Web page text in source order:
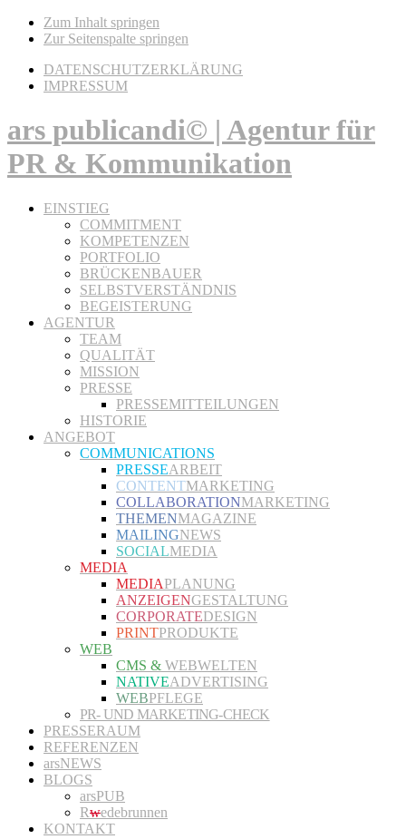
Zum Inhalt springen
Zur Seitenspalte springen
DATENSCHUTZERKLÄRUNG
IMPRESSUM
ars publicandi© | Agentur für
PR & Kommunikation
EINSTIEG
COMMITMENT
KOMPETENZEN
PORTFOLIO
BRÜCKENBAUER
SELBSTVERSTÄNDNIS
BEGEISTERUNG
AGENTUR
TEAM
QUALITÄT
MISSION
PRESSE
PRESSEMITTEILUNGEN
HISTORIE
ANGEBOT
COMMUNICATIONS
PRESSEARBEIT
CONTENTMARKETING
COLLABORATIONMARKETING
THEMENMAGAZINE
MAILINGNEWS
SOCIALMEDIA
MEDIA
MEDIAPLANUNG
ANZEIGENGESTALTUNG
CORPORATEDESIGN
PRINTPRODUKTE
WEB
CMS & WEBWELTEN
NATIVEADVERTISING
WEBPFLEGE
PR- UND MARKETING-CHECK
PRESSERAUM
REFERENZEN
arsNEWS
BLOGS
arsPUB
Rwedebrunnen
KONTAKT